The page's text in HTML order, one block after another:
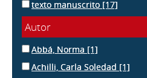
texto manuscrito [17]
Autor
Abbá, Norma [1]
Achilli, Carla Soledad [1]